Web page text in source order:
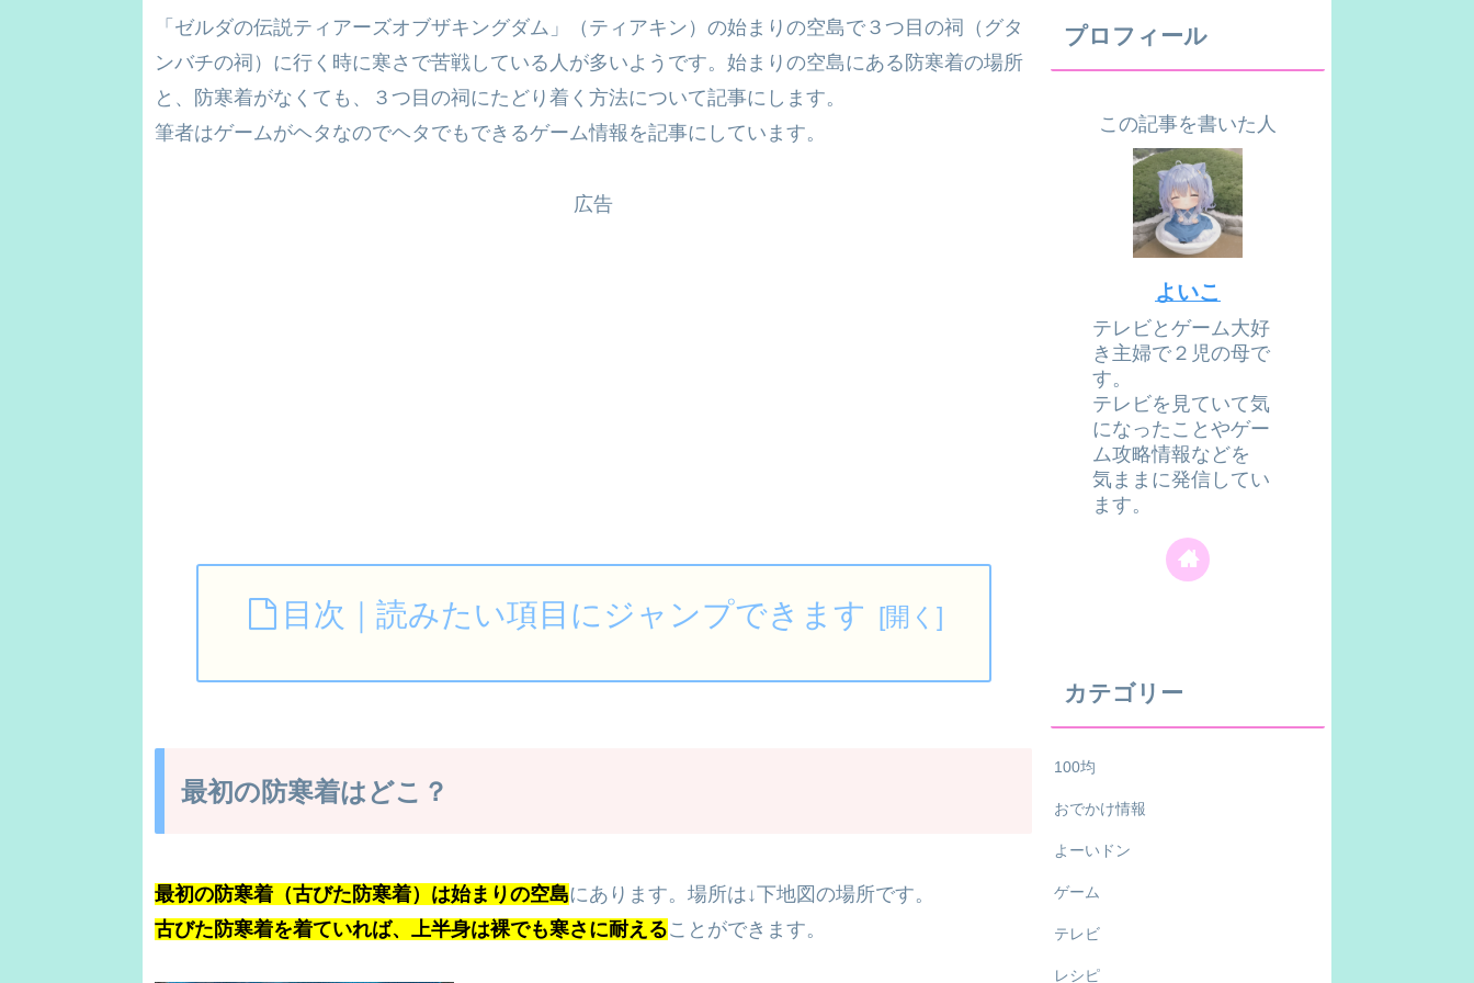
「ゼルダの伝説ティアーズオブザキングダム」（ティアキン）の始まりの空島で３つ目の祠（グタ
ンバチの祠）に行く時に寒さで苦戦している人が多いようです。始まりの空島にある防寒着の場所
と、防寒着がなくても、３つ目の祠にたどり着く方法について記事にします。
筆者はゲームがヘタなのでヘタでもできるゲーム情報を記事にしています。
広告
目次｜読みたい項目にジャンプできます
最初の防寒着はどこ？
最初の防寒着（古びた防寒着）は始まりの空島にあります。場所は↓下地図の場所です。
古びた防寒着を着ていれば、上半身は裸でも寒さに耐えることができます。
プロフィール
この記事を書いた人
よいこ
テレビとゲーム大好
き主婦で２児の母で
す。
テレビを見ていて気
になったことやゲー
ム攻略情報などを
気ままに発信してい
ます。
カテゴリー
100均
おでかけ情報
よーいドン
ゲーム
テレビ
レシピ